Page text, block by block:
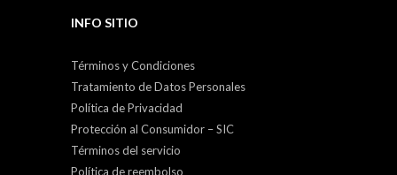
INFO SITIO
Términos y Condiciones
Tratamiento de Datos Personales
Política de Privacidad
Protección al Consumidor – SIC
Términos del servicio
Política de reembolso